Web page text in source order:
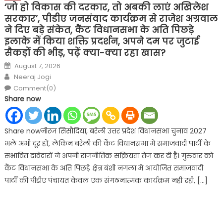
‘जो हो विकास की दरकार, तो अबकी लाएं अखिलेश
सरकार’, पीडीए जनसंवाद कार्यक्रम से राजेश अग्रवाल
ने दिए बड़े संकेत, कैंट विधानसभा के अति पिछड़े
इलाके में किया शक्ति प्रदर्शन, अपने दम पर जुटाई
सैकड़ों की भीड़, पढ़ें क्या-क्या रहा खास?
Posted
on
August 7, 2026
Author
Neeraj Jogi
Comment(0)
Share now
Share nowनीरज सिसौदिया, बरेली उत्तर प्रदेश विधानसभा चुनाव 2027
भले अभी दूर हों, लेकिन बरेली की कैंट विधानसभा में समाजवादी पार्टी के
संभावित दावेदारों ने अपनी राजनीतिक सक्रियता तेज कर दी है। गुरुवार को
कैंट विधानसभा के अति पिछड़े क्षेत्र बंशी नगला में आयोजित समाजवादी
पार्टी की पीडीए पंचायत केवल एक संगठनात्मक कार्यक्रम नहीं रही, […]